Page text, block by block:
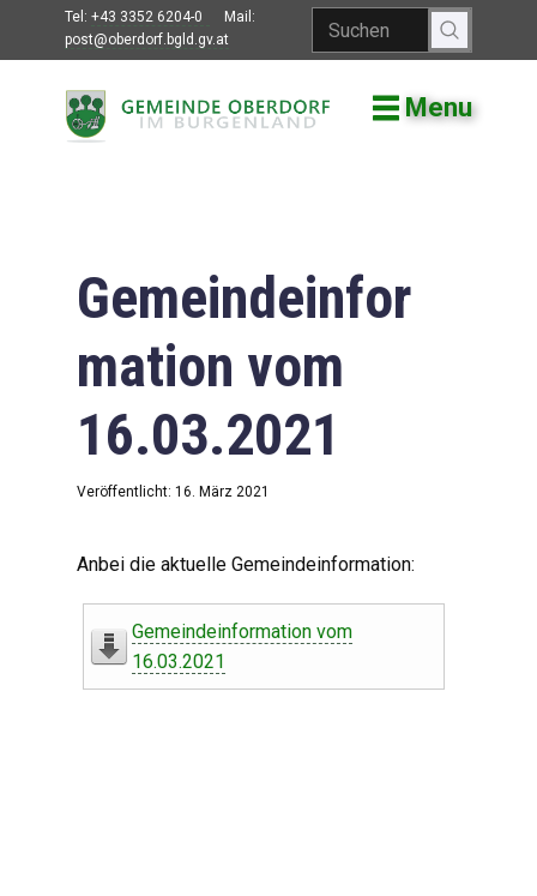
Tel: +43 3352 6204-0
Mail:
post@oberdorf.bgld.gv.at
Menu
Willkommen
Gemeindeamt
Gemeinderat
Bildung
Vereine
Leben in Oberdorf
Gemeindeinfor
mation vom
16.03.2021
Veröffentlicht: 16. März 2021
Anbei die aktuelle Gemeindeinformation:
Gemeindeinformation vom
16.03.2021